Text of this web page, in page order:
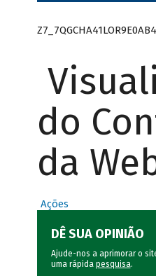
do
da
Ações
DÊ SUA OPINIÃO
Ajude-nos a aprimorar o
uma rápida pesquisa.